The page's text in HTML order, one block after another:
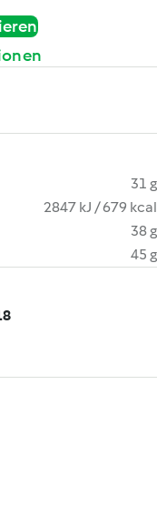
31 g
2847 kJ / 679 kcal
38 g
45 g